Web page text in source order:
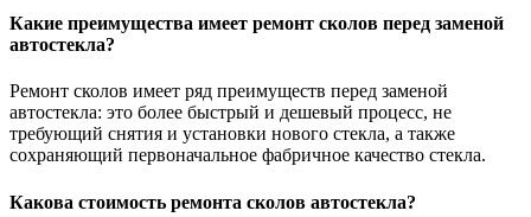
Какие преимущества имеет ремонт сколов перед заменой
автостекла?
Ремонт сколов имеет ряд преимуществ перед заменой
автостекла: это более быстрый и дешевый процесс, не
требующий снятия и установки нового стекла, а также
сохраняющий первоначальное фабричное качество стекла.
Какова стоимость ремонта сколов автостекла?